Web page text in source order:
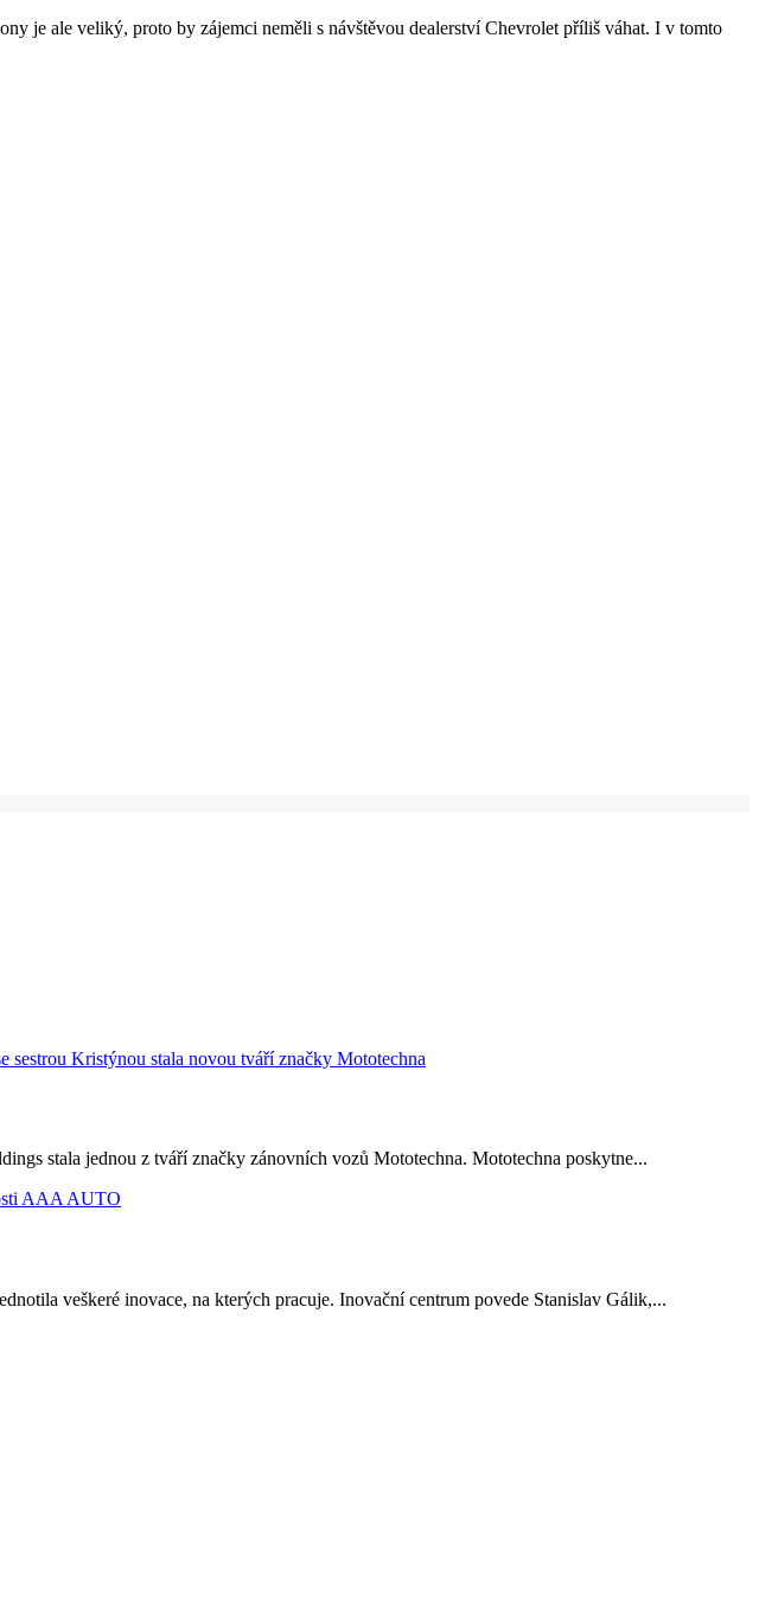
je ale veliký, proto by zájemci neměli s návštěvou dealerství Chevrolet příliš váhat. I v tomto
stala jednou z tváří značky zánovních vozů Mototechna. Mototechna poskytne...
veškeré inovace, na kterých pracuje. Inovační centrum povede Stanislav Gálik,...